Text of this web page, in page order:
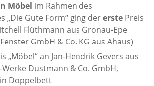
Möbel im Rahmen des
„Die Gute Form“ ging dererste Preis
Flüthmann aus Gronau-Epe
GmbH & Co. KG aus Ahaus)
„Möbel“ an Jan-Hendrik Gevers aus
Dustmann & Co. GmbH,
Doppelbett